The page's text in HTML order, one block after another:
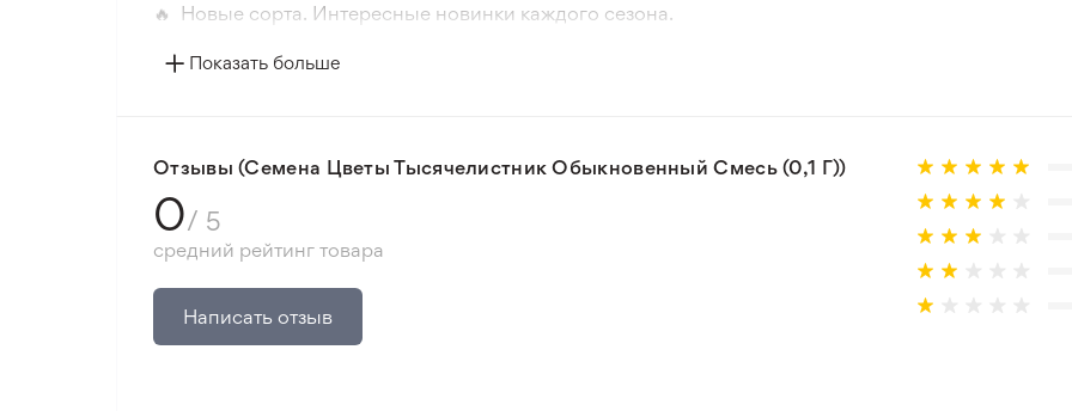
🔥 Новые сорта. Интересные новинки каждого сезона.
📸 Соответствие сортов. Совпадение фотографии товара и реального растения.
Показать больше
Отзывы (Семена Цветы Тысячелистник Обыкновенный Смесь (0,1 Г))
0/ 5
средний рейтинг товара
Написать отзыв